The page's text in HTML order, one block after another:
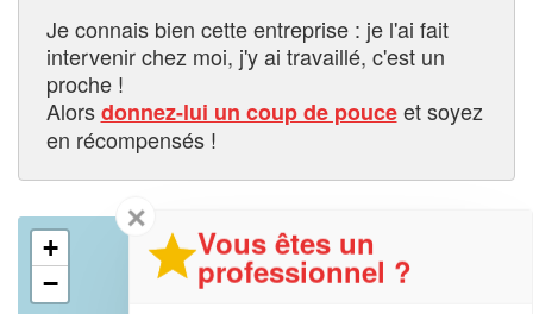
Je connais bien cette entreprise : je l'ai fait
intervenir chez moi, j'y ai travaillé, c'est un
proche !
Alorsdonnez-lui un coup de pouceet soyez
en récompensés !
+
−
✕
Vous êtes un
professionnel ?